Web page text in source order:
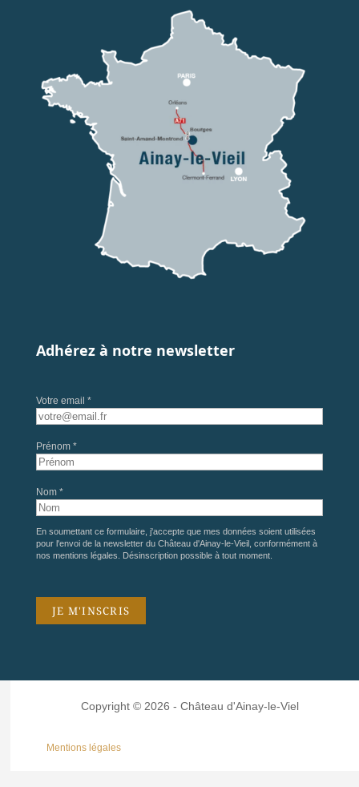
Adhérez à notre newsletter
Votre email *
Prénom *
Nom *
En soumettant ce formulaire, j'accepte que mes données soient utilisées
pour l'envoi de la newsletter du Château d'Ainay-le-Vieil, conformément à
nos mentions légales . Désinscription possible à tout moment.
Copyright © 2026 - Château d'Ainay-le-Viel
Mentions légales